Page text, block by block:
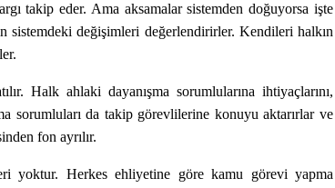
takip eder. Ama aksamalar sistemden doğuyorsa işte
sistemdeki değişimleri değerlendirirler. Kendileri halkın
Halk ahlaki dayanışma sorumlularına ihtiyaçlarını,
sorumluları da takip görevlilerine konuyu aktarırlar ve
fon ayrılır.
yoktur. Herkes ehliyetine göre kamu görevi yapma